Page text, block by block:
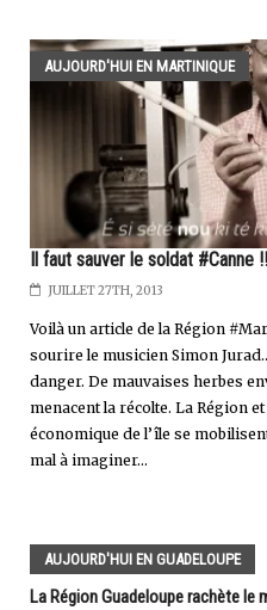
AUJOURD'HUI EN MARTINIQUE
Il faut sauver le soldat
JUILLET 27TH, 2013
Voilà un article de la Région
sourire le musicien Simon
danger. De mauvaises herbes
menacent la récolte. La Région
économique de l’île se
mal à imaginer...
AUJOURD'HUI EN GUADELOUPE
La Région Guadeloupe rachète le